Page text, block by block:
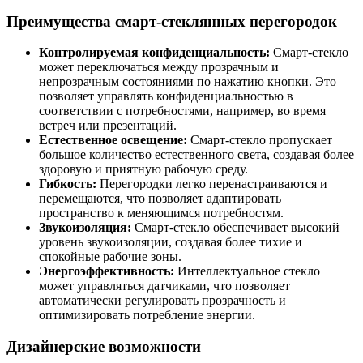
Преимущества смарт-стеклянных перегородок
Контролируемая конфиденциальность: Смарт-стекло
может переключаться между прозрачным и
непрозрачным состояниями по нажатию кнопки. Это
позволяет управлять конфиденциальностью в
соответствии с потребностями, например, во время
встреч или презентаций.
Естественное освещение: Смарт-стекло пропускает
большое количество естественного света, создавая более
здоровую и приятную рабочую среду.
Гибкость: Перегородки легко перенастраиваются и
перемещаются, что позволяет адаптировать
пространство к меняющимся потребностям.
Звукоизоляция: Смарт-стекло обеспечивает высокий
уровень звукоизоляции, создавая более тихие и
спокойные рабочие зоны.
Энергоэффективность: Интеллектуальное стекло
может управляться датчиками, что позволяет
автоматически регулировать прозрачность и
оптимизировать потребление энергии.
Дизайнерские возможности